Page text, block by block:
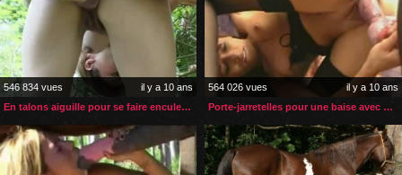
546 834 vues
il y a 10 ans
En talons aiguille pour se faire enculer par son cheval
564 026 vues
il y a 10 ans
Porte-jarretelles pour une baise avec son chien